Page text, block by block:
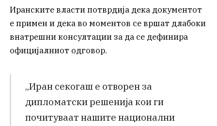
Иранските власти потврдија дека документот
е примен и дека во моментов се вршат длабоки
внатрешни консултации за да се дефинира
официјалниот одговор.
„Иран секогаш е отворен за
дипломатски решенија кои ги
почитуваат нашите национални